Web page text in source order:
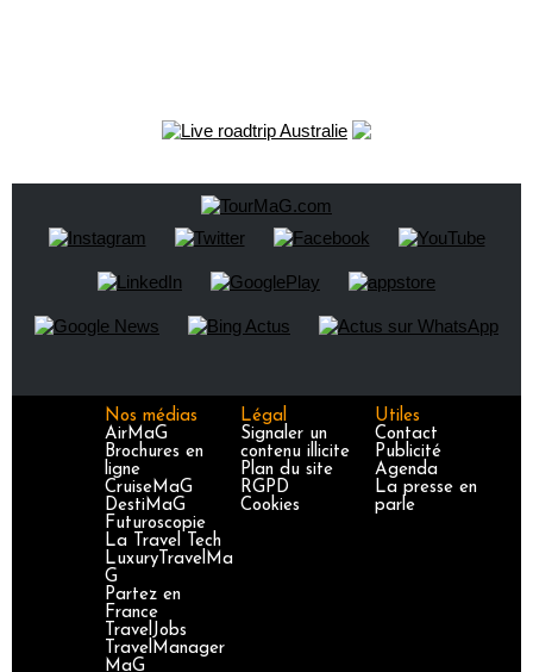
Nos médias
AirMaG
Brochures en
ligne
CruiseMaG
DestiMaG
Futuroscopie
La Travel Tech
LuxuryTravelMa
G
Partez en
France
TravelJobs
TravelManager
MaG
Légal
Signaler un
contenu illicite
Plan du site
RGPD
Cookies
Utiles
Contact
Publicité
Agenda
La presse en
parle